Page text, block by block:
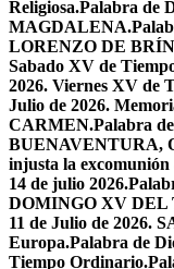
Religiosa.Palabra de
MAGDALENA.
LORENZO DE
Sabado XV de
2026. Viernes XV de
Julio de 2026.
CARMEN.Palabra
BUENAVENTURA,
injusta la excomunión
14 de julio 2026.
DOMINGO XV
11 de Julio de 2026.
Europa.Palabra de
Tiempo Ordinario.